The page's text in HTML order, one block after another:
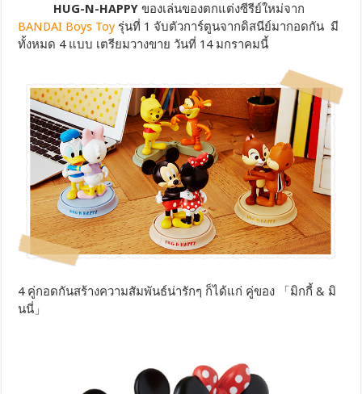
HUG-N-HAPPY ของเล่นของตกแต่งซีรีย์ใหม่จาก
BANDAI Boys Toy รุ่นที่ 1 จับตัวการ์ตูนจากดิสนีย์มากอดกัน มี
ทั้งหมด 4 แบบ เตรียมวางขาย วันที่ 14 มกราคมนี้
4 คู่กอดกันสร้างความสัมพันธ์น่ารักๆ ก็ได้แก่ คู่ของ 「มิกกี้ & มิ
นนี่」